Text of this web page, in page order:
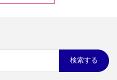
検索する